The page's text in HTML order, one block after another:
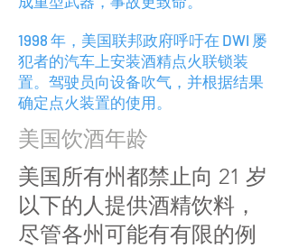
1998 年，美国联邦政府呼吁在 DWI 屡
犯者的汽车上安装酒精点火联锁装
置。驾驶员向设备吹气，并根据结果
确定点火装置的使用。
美国饮酒年龄
美国所有州都禁止向 21 岁
以下的人提供酒精饮料，
尽管各州可能有有限的例